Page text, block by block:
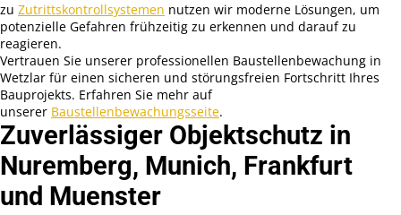
zu Zutrittskontrollsystemen nutzen wir moderne Lösungen, um
potenzielle Gefahren frühzeitig zu erkennen und darauf zu
reagieren.
Vertrauen Sie unserer professionellen Baustellenbewachung in
Wetzlar für einen sicheren und störungsfreien Fortschritt Ihres
Bauprojekts. Erfahren Sie mehr auf
unserer Baustellenbewachungsseite.
Zuverlässiger Objektschutz in
Nuremberg, Munich, Frankfurt
und Muenster